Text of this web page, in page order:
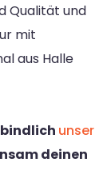
Qualität und
mit
aus Halle
unser
deinen